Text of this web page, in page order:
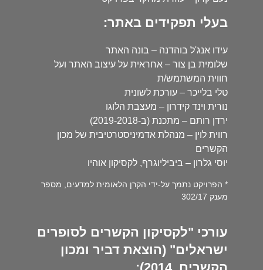
בעלי תפקידים באתר:
עידו אנג'ל בוהדנה – בונה האתר
שלומית בן צור – אחראית על עיצוב האתר ועל
חווית המשתמש/ת
טלי בלייכר – עורכת לשונית
נורית וינד קידרון – מעצבת הלוגו
ירדן רותם – מתכנת (ב-2019-2018)
רווית לוין – מנהלת אדמיניסטרטיבית של מכון
הקשרים
יוסי גלרון – ביביליוגרף, לקסיקון אוהיו
* הפרויקט נתמך על-ידי הקרן הלאומית למדעים, מספר
מענק 302/17
עורכי "לקסיקון הקשרים לסופרים
ישראלים" (הוצאת דביר ומכון